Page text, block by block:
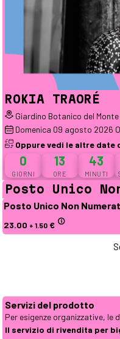
ROKIA TRAORÉ
Giardino Botanico del
Domenica 09 agosto 2026
Oppure vedi le altre date
0
GIORNI
13
ORE
43
MINUTI
Posto Unico
Posto Unico Non
23.00 + 1.50 €
Servizi del prodotto
Per esigenze organizzative,
Il servizio di rivendita per